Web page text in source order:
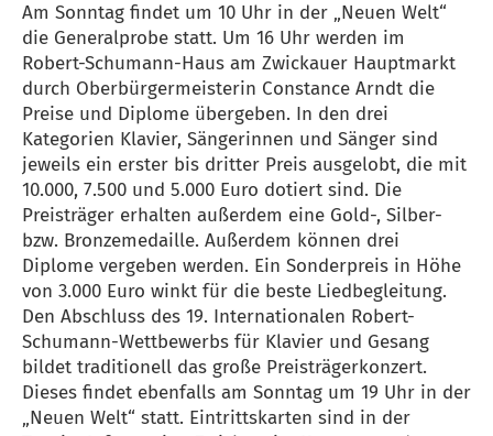
Am Sonntag findet um 10 Uhr in der „Neuen Welt“
die Generalprobe statt. Um 16 Uhr werden im
Robert-Schumann-Haus am Zwickauer Hauptmarkt
durch Oberbürgermeisterin Constance Arndt die
Preise und Diplome übergeben. In den drei
Kategorien Klavier, Sängerinnen und Sänger sind
jeweils ein erster bis dritter Preis ausgelobt, die mit
10.000, 7.500 und 5.000 Euro dotiert sind. Die
Preisträger erhalten außerdem eine Gold-, Silber-
bzw. Bronzemedaille. Außerdem können drei
Diplome vergeben werden. Ein Sonderpreis in Höhe
von 3.000 Euro winkt für die beste Liedbegleitung.
Den Abschluss des 19. Internationalen Robert-
Schumann-Wettbewerbs für Klavier und Gesang
bildet traditionell das große Preisträgerkonzert.
Dieses findet ebenfalls am Sonntag um 19 Uhr in der
„Neuen Welt“ statt. Eintrittskarten sind in der